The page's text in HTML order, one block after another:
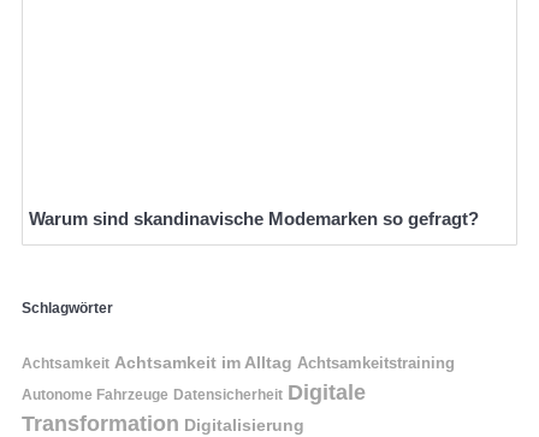
Warum sind skandinavische Modemarken so gefragt?
Schlagwörter
Achtsamkeit Achtsamkeit im Alltag Achtsamkeitstraining
Autonome Fahrzeuge Datensicherheit Digitale
Transformation Digitalisierung